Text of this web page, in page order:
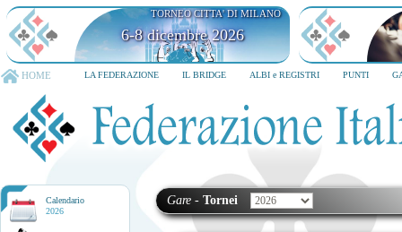
TORNEO CITTA' DI MILANO
6-8 dicembre 2026
HOME LA FEDERAZIONE IL BRIDGE ALBI e REGISTRI PUNTI
Calendario
2026
Gare - Tornei